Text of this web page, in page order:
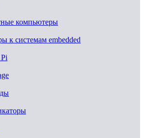
компьютеры
к системам embedded